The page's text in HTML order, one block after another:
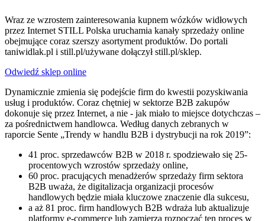
Wraz ze wzrostem zainteresowania kupnem wózków widłowych
przez Internet STILL Polska uruchamia kanały sprzedaży online
obejmujące coraz szerszy asortyment produktów. Do portali
taniwidlak.pl i still.pl/używane dołączył still.pl/sklep.
Odwiedź sklep online
Dynamicznie zmienia się podejście firm do kwestii pozyskiwania
usług i produktów. Coraz chętniej w sektorze B2B zakupów
dokonuje się przez Internet, a nie - jak miało to miejsce dotychczas –
za pośrednictwem handlowca. Według danych zebranych w
raporcie Sente „Trendy w handlu B2B i dystrybucji na rok 2019”:
41 proc. sprzedawców B2B w 2018 r. spodziewało się 25-
procentowych wzrostów sprzedaży online,
60 proc. pracujących menadżerów sprzedaży firm sektora
B2B uważa, że digitalizacja organizacji procesów
handlowych będzie miała kluczowe znaczenie dla sukcesu,
a aż 81 proc. firm handlowych B2B wdraża lub aktualizuje
platformy e-commerce lub zamierza rozpocząć ten proces w